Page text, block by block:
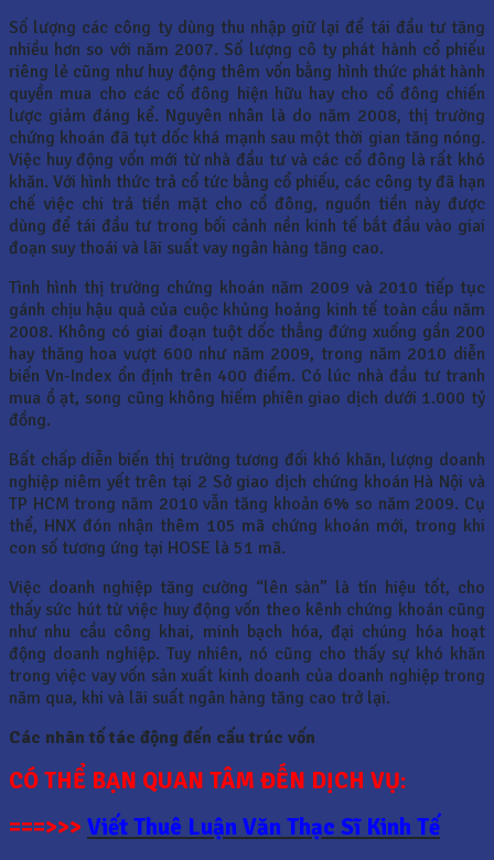
Số lượng các công ty dùng thu nhập giữ lại để tái đầu tư tăng
nhiều hơn so với năm 2007. Số lượng cô ty phát hành cổ phiếu
riêng lẻ cũng như huy động thêm vốn bằng hình thức phát hành
quyền mua cho các cổ đông hiện hữu hay cho cổ đông chiến
lược giảm đáng kể. Nguyên nhân là do năm 2008, thị trường
chứng khoán đã tụt dốc khá mạnh sau một thời gian tăng nóng.
Việc huy động vốn mới từ nhà đầu tư và các cổ đông là rất khó
khăn. Với hình thức trả cổ tức bằng cổ phiếu, các công ty đã hạn
chế việc chi trả tiền mặt cho cổ đông, nguồn tiền này được
dùng để tái đầu tư trong bối cảnh nền kinh tế bắt đầu vào giai
đoạn suy thoái và lãi suất vay ngân hàng tăng cao.
Tình hình thị trường chứng khoán năm 2009 và 2010 tiếp tục
gánh chịu hậu quả của cuộc khủng hoảng kinh tế toàn cầu năm
2008. Không có giai đoạn tuột dốc thẳng đứng xuống gần 200
hay thăng hoa vượt 600 như năm 2009, trong năm 2010 diễn
biến Vn-Index ổn định trên 400 điểm. Có lúc nhà đầu tư tranh
mua ồ ạt, song cũng không hiếm phiên giao dịch dưới 1.000 tỷ
đồng.
Bất chấp diễn biến thị trường tương đối khó khăn, lượng doanh
nghiệp niêm yết trên tại 2 Sở giao dịch chứng khoán Hà Nội và
TP HCM trong năm 2010 vẫn tăng khoản 6% so năm 2009. Cụ
thể, HNX đón nhận thêm 105 mã chứng khoán mới, trong khi
con số tương ứng tại HOSE là 51 mã.
Việc doanh nghiệp tăng cường “lên sàn” là tín hiệu tốt, cho
thấy sức hút từ việc huy động vốn theo kênh chứng khoán cũng
như nhu cầu công khai, minh bạch hóa, đại chúng hóa hoạt
động doanh nghiệp. Tuy nhiên, nó cũng cho thấy sự khó khăn
trong việc vay vốn sản xuất kinh doanh của doanh nghiệp trong
năm qua, khi và lãi suất ngân hàng tăng cao trở lại.
Các nhân tố tác động đến cấu trúc vốn
CÓ THỂ BẠN QUAN TÂM ĐẾN DỊCH VỤ:
===>>> Viết Thuê Luận Văn Thạc Sĩ Kinh Tế